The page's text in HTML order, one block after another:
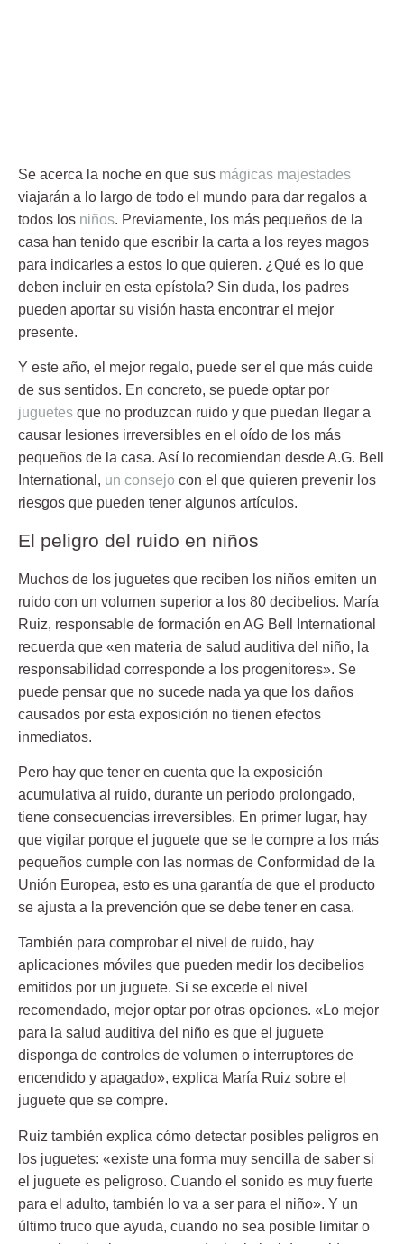
Se acerca la noche en que sus mágicas majestades
viajarán a lo largo de todo el mundo para dar regalos a
todos los niños. Previamente, los más pequeños de la
casa han tenido que escribir la carta a los reyes magos
para indicarles a estos lo que quieren. ¿Qué es lo que
deben incluir en esta epístola? Sin duda, los padres
pueden aportar su visión hasta encontrar el mejor
presente.
Y este año, el mejor regalo, puede ser el que más cuide
de sus sentidos. En concreto, se puede optar por
juguetes que no produzcan ruido y que puedan llegar a
causar lesiones irreversibles en el oído de los más
pequeños de la casa. Así lo recomiendan desde A.G. Bell
International, un consejo con el que quieren prevenir los
riesgos que pueden tener algunos artículos.
El peligro del ruido en niños
Muchos de los juguetes que reciben los niños emiten un
ruido con un volumen superior a los 80 decibelios. María
Ruiz, responsable de formación en AG Bell International
recuerda que «en materia de salud auditiva del niño, la
responsabilidad corresponde a los progenitores». Se
puede pensar que no sucede nada ya que los daños
causados por esta exposición no tienen efectos
inmediatos.
Pero hay que tener en cuenta que la exposición
acumulativa al ruido, durante un periodo prolongado,
tiene consecuencias irreversibles. En primer lugar, hay
que vigilar porque el juguete que se le compre a los más
pequeños cumple con las normas de Conformidad de la
Unión Europea, esto es una garantía de que el producto
se ajusta a la prevención que se debe tener en casa.
También para comprobar el nivel de ruido, hay
aplicaciones móviles que pueden medir los decibelios
emitidos por un juguete. Si se excede el nivel
recomendado, mejor optar por otras opciones. «Lo mejor
para la salud auditiva del niño es que el juguete
disponga de controles de volumen o interruptores de
encendido y apagado», explica María Ruiz sobre el
juguete que se compre.
Ruiz también explica cómo detectar posibles peligros en
los juguetes: «existe una forma muy sencilla de saber si
el juguete es peligroso. Cuando el sonido es muy fuerte
para el adulto, también lo va a ser para el niño». Y un
último truco que ayuda, cuando no sea posible limitar o